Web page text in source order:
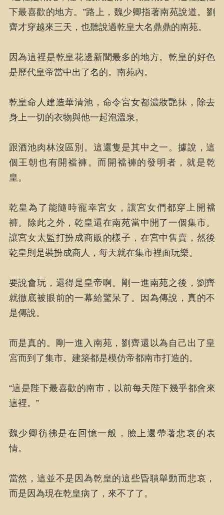
下最喜歡的地方。”路上，魏少卿指著南苑說道。劉
齊才穿越來三天，也聽說過乾皇大名鼎鼎的南苑。
因為這裡是乾皇花邊新聞最多的地方。乾皇的好色
是歷代皇帝當中出了名的。南苑內。
乾皇命人建造華清池，命令宮女都濃妝艷抹，除去
身上一切的衣物與他一起泡溫泉。
跟酒池肉林沒區別。這還隻是其中之一。據說，這
個王朝也有開襠褲。而開襠褲的發明者，就是乾
皇。
乾皇為了能隨時寵幸宮女，讓宮女們都穿上開襠
褲。除此之外，乾皇還在南苑當中開了一個集市。
讓宮女太監打扮成商販的樣子，在宮中售賣，然後
乾皇則是裝扮成商人，每天就在集市裡面玩樂。
要說會玩，還得是皇帝啊。剛一進南苑之後，劉齊
就徹底被眼前的一幕給驚呆了。因為傳說，真的不
是傳說。
而是真的。剛一進入南苑，劉齊還以為自己出了皇
宮而到了集市。建築都是模仿帝都南市打造的。
“這是陛下最喜歡的南市，以前每天陛下幾乎都會來
這裡。”
魏少卿彷彿是在回憶一般，臉上還帶著悲哀的表
情。
當然，這並不是因為乾皇的這些昏聵舉動而悲哀，
而是因為現在乾皇病了，來不了了。